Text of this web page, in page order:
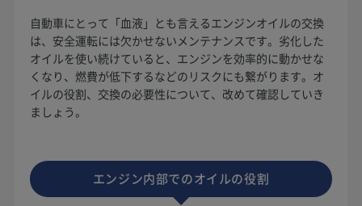
自動車にとって「血液」とも言えるエンジンオイルの交換
は、安全運転には欠かせないメンテナンスです。劣化した
オイルを使い続けていると、エンジンを効率的に動かせな
くなり、燃費が低下するなどのリスクにも繋がります。オ
イルの役割、交換の必要性について、改めて確認していき
ましょう。
エンジン内部でのオイルの役割